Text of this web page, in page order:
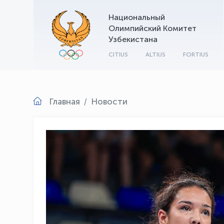
Национальный
Олимпийский Комитет
Узбекистана
CITIUS ALTIUS FORTIUS
Главная Новости